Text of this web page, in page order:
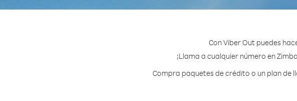
Con Viber Out puedes
¡Llama a cualquier número en
Compra paquetes de crédito o un plan de